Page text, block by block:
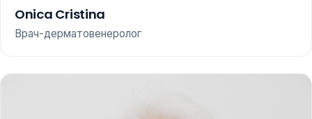
Onica Cristina
Врач-дерматовенеролог